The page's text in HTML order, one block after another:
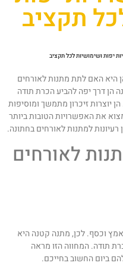
תקציב
ושימושיות לכל תקציב
האם לתת מתנות לאורחים
דרך יפה להביע הכרת תודה
זיכרון מתמשך ומוסיפות
את האפשרויות הטובות ביותר
למתנות לאורחים בחתונה.
לאורחים
וכסף. לכן, מתנה קטנה היא
המחווה הזו מראה
החשוב בחייכם.